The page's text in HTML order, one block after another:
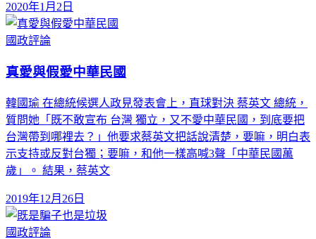
2020年1月2日
國政評論
真愛與假愛中華民國
韓國瑜 在總統候選人政見發表會上，直球對決 蔡英文 總統，
質問她「既不敢宣布 台灣 獨立，又不愛中華民國，到底要把
台灣帶到哪裡去？」他要求蔡英文把話說清楚，要嘛，明白表
示支持或反對台獨；要嘛，和他一樣高喊3聲「中華民國萬
歲」。 結果，蔡英文
2019年12月26日
國政評論